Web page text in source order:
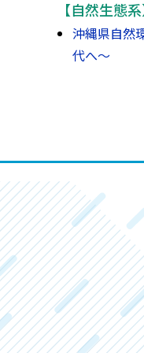
【自然生態系
沖縄県自然
代へ～